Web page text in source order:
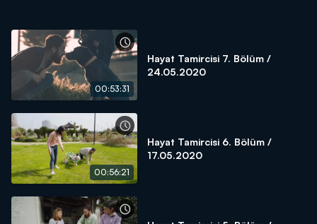
00:53:31
Hayat Tamircisi 7. Bölüm /
24.05.2020
00:56:21
Hayat Tamircisi 6. Bölüm /
17.05.2020